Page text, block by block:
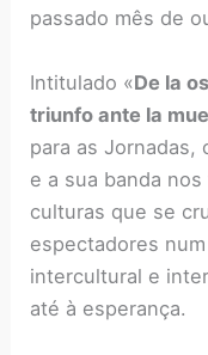
passado mês de
Intitulado «De la
triunfo ante la
para as Jornadas,
e a sua banda
culturas que se
espectadores
intercultural e
até à esperança.